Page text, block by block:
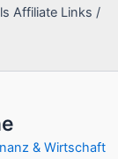
Affiliate Links /
& Wirtschaft